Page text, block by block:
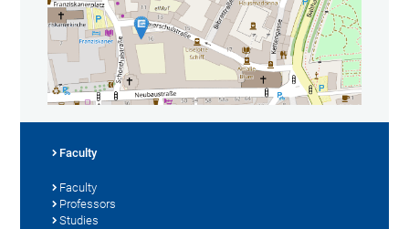
Faculty
Faculty
Professors
Studies